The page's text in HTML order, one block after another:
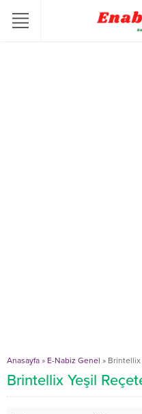
Anasayfa » E-Nabiz Genel » Brintellix
Brintellix Yeşil